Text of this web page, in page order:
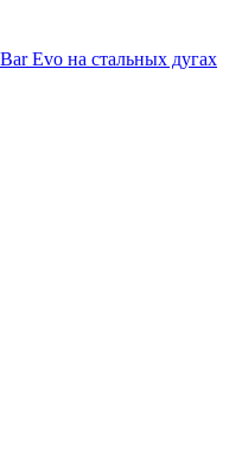
Evo на стальных дугах